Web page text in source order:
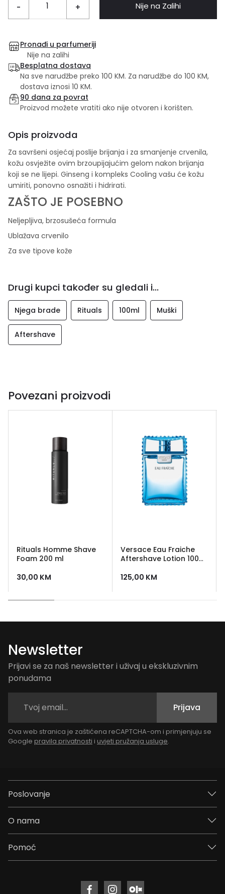
- + Nije na Zalihi
Pronađi u parfumeriji
Nije na zalihi
Besplatna dostava
Na sve narudžbe preko 100 KM. Za narudžbe do 100 KM,
dostava iznosi 10 KM.
90 dana za povrat
Proizvod možete vratiti ako nije otvoren i korišten.
Opis proizvoda
Za savršeni osjećaj poslije brijanja i za smanjenje crvenila,
kožu osvježite ovim brzoupijajućim gelom nakon brijanja
koji se ne lijepi. Ginseng i kompleks Cooling vašu će kožu
umiriti, ponovno osnažiti i hidrirati.
ZAŠTO JE POSEBNO
Neljepljiva, brzosušeća formula
Ublažava crvenilo
Za sve tipove kože
Drugi kupci također su gledali i...
Njega brade Rituals 100ml Muški
Aftershave
Povezani proizvodi
Rituals Homme Shave
Foam 200 ml
30,00 KM
Versace Eau Fraiche
Aftershave Lotion 100
125,00 KM
Newsletter
Prijavi se za naš newsletter i uživaj u ekskluzivnim
ponudama
Prijava
Ova web stranica je zaštićena reCAPTCHA-om i primjenjuju se
Google pravila privatnosti i uvjeti pružanja usluge.
Poslovanje
O nama
Pomoć